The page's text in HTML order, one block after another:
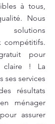
à tous,
Nous
compétitifs.
pour
claire ! La
ses services
résultats
ménager
assurer